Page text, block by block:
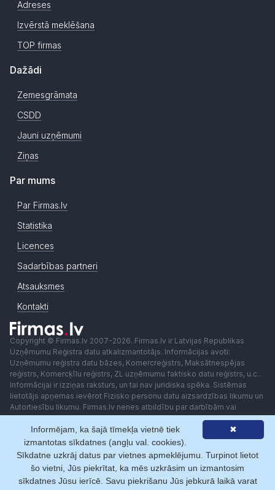
Adreses
Izvērstā meklēšana
TOP firmas
Dažādi
Zemesgrāmata
CSDD
Jauni uzņēmumi
Ziņas
Par mums
Par Firmas.lv
Statistika
Licences
Sadarbības partneri
Atsauksmes
Kontakti
Copyright © Firmas.lv 2007-2026. Firmas.lv ir Latvijas Republikas
Uzņēmumu Reģistra datu atkalizmantotājs. Informācijas avoti:
Uzņēmumu reģistra datu bāzes, Komercreģistrs, Maksātnespējas
reģistrs, Komercķīlu reģistrs, ZL uzņēmumu faktisko datu reģistrs, u.c..
Informācijai ir izziņas raksturs, un tai nav juridiska spēka. Sistēmas
lietotājs apņemas ievērot Fizisko personu datu aizsardzības likumu un
Autortiesību likumu. Firmas.lv nenes atbildību par darbībām vai
lēmumiem, kas balstīti uz saņemto pakalpojumu. Lietotājam aizliegts
izmantot jebkādas automatizētas sistēmas vai iekārtas (robotus)
piekļuvei sistēmai bez rakstiskas saskaņošanas ar Firmas.lv. Galvenā
redaktore: Ingūna Pempere.
Lietošanas noteikumi
Privātuma politika Norēķini ar
✖
Informējam, ka šajā tīmekļa vietnē tiek
izmantotas sīkdatnes (angļu val. cookies).
Sīkdatne uzkrāj datus par vietnes apmeklējumu. Turpinot lietot
šo vietni, Jūs piekrītat, ka mēs uzkrāsim un izmantosim
sīkdatnes Jūsu ierīcē. Savu piekrišanu Jūs jebkurā laikā varat